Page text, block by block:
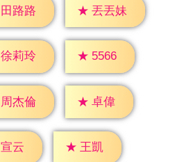
田路路 ★ 丟丟妹
徐莉玲 ★ 5566
周杰倫 ★ 卓偉
宣云 ★ 王凱